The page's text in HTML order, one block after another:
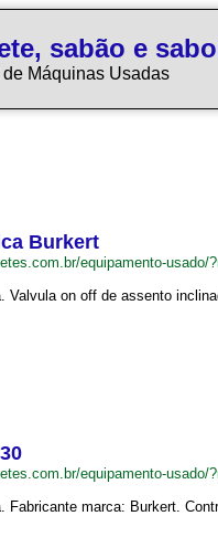
sabão e
Máquinas Usadas
Burkert
equipamento-
Valvula on off de assento
equipamento-
Fabricante marca: Burkert.